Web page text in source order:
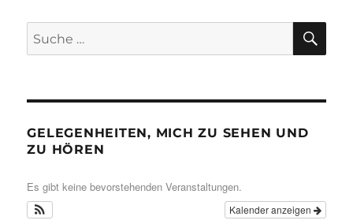
Suche
nach:
GELEGENHEITEN, MICH ZU SEHEN UND
ZU HÖREN
Es gibt keine bevorstehenden Veranstaltungen.
Kalender anzeigen